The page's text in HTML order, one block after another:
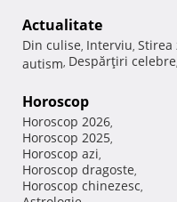
Actualitate
Din culise, Interviu, Stirea
autism, Despărţiri celebre,
Horoscop
Horoscop 2026,
Horoscop 2025,
Horoscop azi,
Horoscop dragoste,
Horoscop chinezesc,